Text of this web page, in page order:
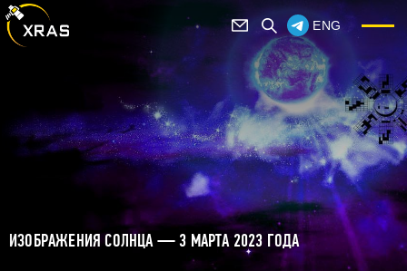
ENG
ИЗОБРАЖЕНИЯ СОЛНЦА — 3 МАРТА 2023 ГОДА